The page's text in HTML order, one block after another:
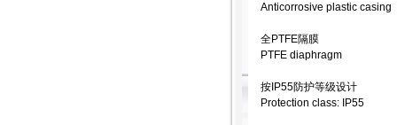
Anticorrosive plastic casing
全PTFE隔膜
PTFE diaphragm
按IP55防护等级设计
Protection class: IP55